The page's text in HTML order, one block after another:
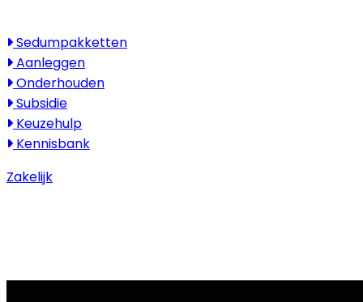
Sedumpakketten
Aanleggen
Onderhouden
Subsidie
Keuzehulp
Kennisbank
Zakelijk